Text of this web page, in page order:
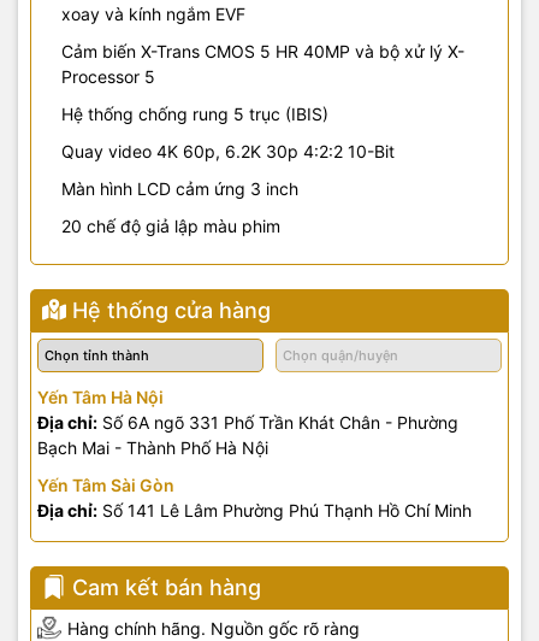
xoay và kính ngắm EVF
Cảm biến X-Trans CMOS 5 HR 40MP và bộ xử lý X-
Processor 5
Hệ thống chống rung 5 trục (IBIS)
Quay video 4K 60p, 6.2K 30p 4:2:2 10-Bit
Màn hình LCD cảm ứng 3 inch
20 chế độ giả lập màu phim
Hệ thống cửa hàng
Yến Tâm Hà Nội
Địa chỉ: Số 6A ngõ 331 Phố Trần Khát Chân - Phường
Bạch Mai - Thành Phố Hà Nội
Yến Tâm Sài Gòn
Địa chỉ: Số 141 Lê Lâm Phường Phú Thạnh Hồ Chí Minh
Cam kết bán hàng
Hàng chính hãng. Nguồn gốc rõ ràng